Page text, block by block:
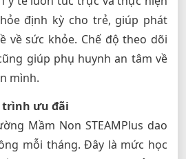
định kỳ cho trẻ, giúp phát
về sức khỏe. Chế độ theo dõi
giúp phụ huynh an tâm về
mình.
trình ưu đãi
Mầm Non STEAMPlus dao
mỗi tháng. Đây là mức học